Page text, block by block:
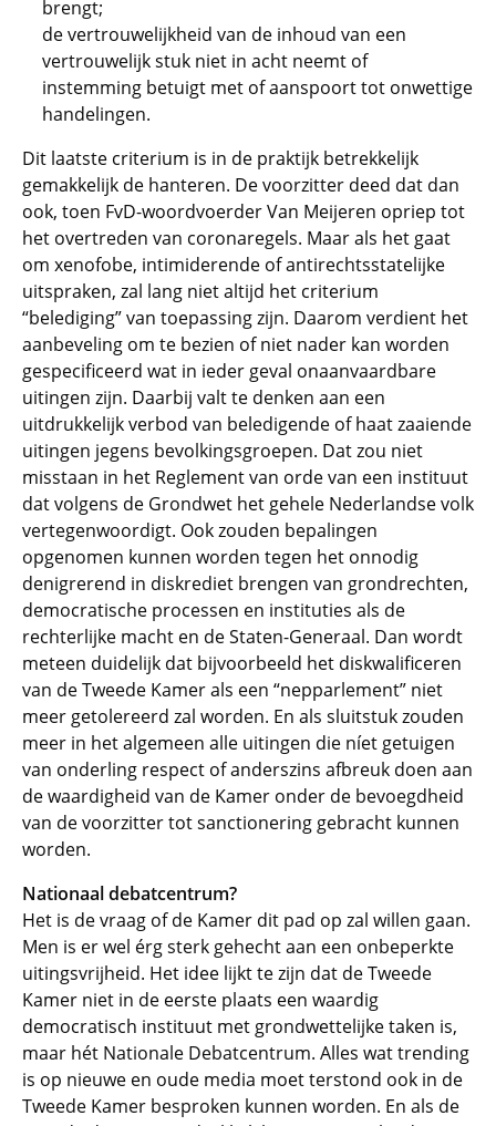
brengt;
de vertrouwelijkheid van de inhoud van een
vertrouwelijk stuk niet in acht neemt of
instemming betuigt met of aanspoort tot onwettige
handelingen.
Dit laatste criterium is in de praktijk betrekkelijk
gemakkelijk de hanteren. De voorzitter deed dat dan
ook, toen FvD-woordvoerder Van Meijeren opriep tot
het overtreden van coronaregels. Maar als het gaat
om xenofobe, intimiderende of antirechtsstatelijke
uitspraken, zal lang niet altijd het criterium
“belediging” van toepassing zijn. Daarom verdient het
aanbeveling om te bezien of niet nader kan worden
gespecificeerd wat in ieder geval onaanvaardbare
uitingen zijn. Daarbij valt te denken aan een
uitdrukkelijk verbod van beledigende of haat zaaiende
uitingen jegens bevolkingsgroepen. Dat zou niet
misstaan in het Reglement van orde van een instituut
dat volgens de Grondwet het gehele Nederlandse volk
vertegenwoordigt. Ook zouden bepalingen
opgenomen kunnen worden tegen het onnodig
denigrerend in diskrediet brengen van grondrechten,
democratische processen en instituties als de
rechterlijke macht en de Staten-Generaal. Dan wordt
meteen duidelijk dat bijvoorbeeld het diskwalificeren
van de Tweede Kamer als een “nepparlement” niet
meer getolereerd zal worden. En als sluitstuk zouden
meer in het algemeen alle uitingen die níet getuigen
van onderling respect of anderszins afbreuk doen aan
de waardigheid van de Kamer onder de bevoegdheid
van de voorzitter tot sanctionering gebracht kunnen
worden.
Nationaal debatcentrum?
Het is de vraag of de Kamer dit pad op zal willen gaan.
Men is er wel érg sterk gehecht aan een onbeperkte
uitingsvrijheid. Het idee lijkt te zijn dat de Tweede
Kamer niet in de eerste plaats een waardig
democratisch instituut met grondwettelijke taken is,
maar hét Nationale Debatcentrum. Alles wat trending
is op nieuwe en oude media moet terstond ook in de
Tweede Kamer besproken kunnen worden. En als de